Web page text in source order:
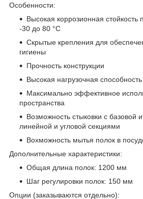
Особенности:
Высокая коррозионная стойкость
-30 до 80 °С
Скрытые крепления для
гигиены
Прочность конструкции
Высокая нагрузочная способность
Максимально эффективное
пространства
Возможность стыковки с базовой
линейной и угловой секциями
Вохможность мытья полок в
Дополнительные характеристики:
Общая длина полок: 1200 мм
Шаг регулировки полок: 150 мм
Опции (заказываются отдельно):